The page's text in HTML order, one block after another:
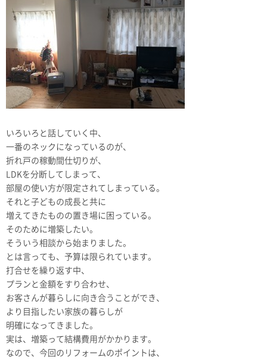
いろいろと話していく中、
一番のネックになっているのが、
折れ戸の稼動間仕切りが、
LDKを分断してしまって、
部屋の使い方が限定されてしまっている。
それと子どもの成長と共に
増えてきたものの置き場に困っている。
そのために増築したい。
そういう相談から始まりました。
とは言っても、予算は限られています。
打合せを繰り返す中、
プランと金額をすり合わせ、
お客さんが暮らしに向き合うことができ、
より目指したい家族の暮らしが
明確になってきました。
実は、増築って結構費用がかかります。
なので、今回のリフォームのポイントは、